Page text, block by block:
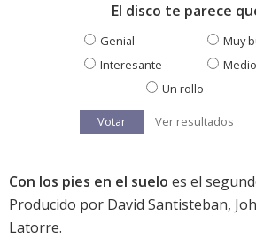
El disco te parece
Genial
Muy
Interesante
Un rollo
Votar Ver resultados
Con los pies en el suelo es el
Producido por David Santisteban,
Latorre.